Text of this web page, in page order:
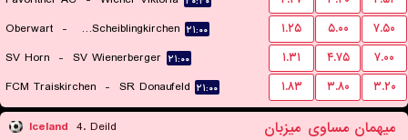
Oberwart - USV Scheiblingkirchen ۲۱:۰۰ ۱.۲۵ ۵.۰۰
۷.۵۰
SV Horn - SV Wienerberger ۲۱:۰۰ ۱.۳۱ ۴.۷۵
۷.۰۰
FCM Traiskirchen - SR Donaufeld ۲۱:۰۰ ۱.۸۳ ۳.۸۰ ۳.۲۰
Iceland 4. Deild میزبان مساوی میهمان